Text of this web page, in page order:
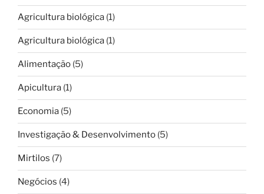
Agricultura biológica (1)
Agricultura biológica (1)
Alimentação (5)
Apicultura (1)
Economia (5)
Investigação & Desenvolvimento (5)
Mirtilos (7)
Negócios (4)